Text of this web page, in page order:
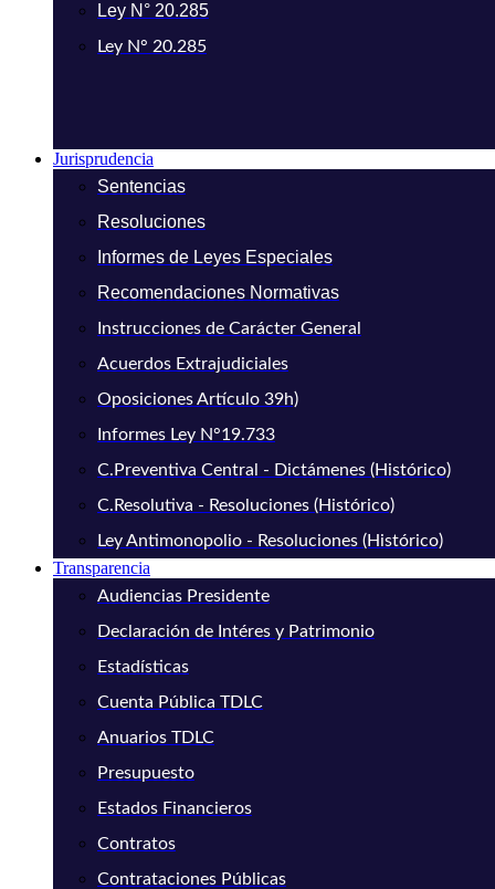
Ley N° 20.285
Ley N° 20.285
Jurisprudencia
Sentencias
Resoluciones
Informes de Leyes Especiales
Recomendaciones Normativas
Instrucciones de Carácter General
Acuerdos Extrajudiciales
Oposiciones Artículo 39h)
Informes Ley N°19.733
C.Preventiva Central - Dictámenes (Histórico)
C.Resolutiva - Resoluciones (Histórico)
Ley Antimonopolio - Resoluciones (Histórico)
Transparencia
Audiencias Presidente
Declaración de Intéres y Patrimonio
Estadísticas
Cuenta Pública TDLC
Anuarios TDLC
Presupuesto
Estados Financieros
Contratos
Contrataciones Públicas